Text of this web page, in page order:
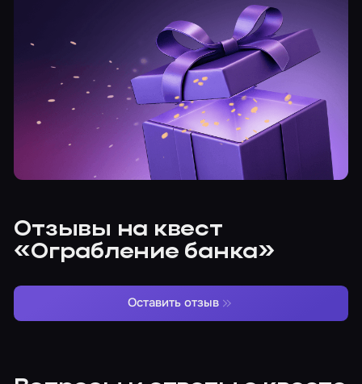
Отзывы на квест
«Ограбление банка»
Оставить отзыв